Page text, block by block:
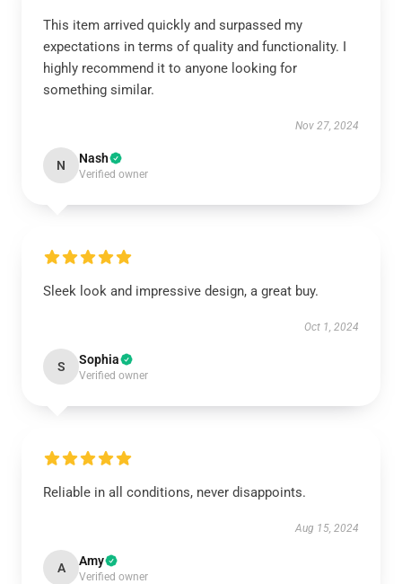
This item arrived quickly and surpassed my
expectations in terms of quality and functionality. I
highly recommend it to anyone looking for
something similar.
Nov 27, 2024
N Nash
Verified owner
Sleek look and impressive design, a great buy.
Oct 1, 2024
S Sophia
Verified owner
Reliable in all conditions, never disappoints.
Aug 15, 2024
A Amy
Verified owner